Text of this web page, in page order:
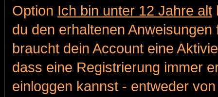
Option Ich bin unter 12 Jahre alt
du den erhaltenen
braucht dein Account eine
dass eine Registrierung immer
einloggen kannst - entweder